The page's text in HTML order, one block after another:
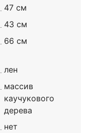
47 см
43 см
66 см
лен
массив
каучукового
дерева
нет